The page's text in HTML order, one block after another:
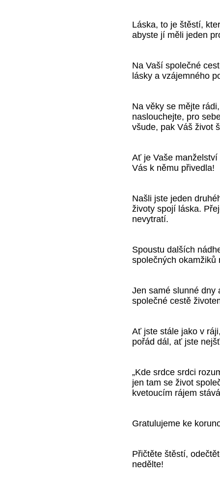
Láska, to je štěstí,
abyste jí měli jeden
Na Vaší společné
lásky a vzájemného
Na věky se mějte
naslouchejte, pro
všude, pak Váš život
Ať je Vaše
Vás k němu přivedla!
Našli jste jeden
životy spojí láska.
nevytratí.
Spoustu dalších
společných okamžiků
Jen samé slunné dny
společné cestě
Ať jste stále jako v
pořád dál, ať jste
„Kde srdce srdci
jen tam se život
kvetoucím rájem
Gratulujeme ke
Přičtěte štěstí,
nedělte!